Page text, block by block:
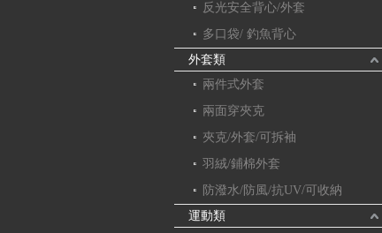
反光安全背心/外套
多口袋/ 釣魚背心
外套類
兩件式外套
兩面穿夾克
夾克/外套/可拆袖
羽絨/鋪棉外套
防潑水/防風/抗UV/可收納
運動類